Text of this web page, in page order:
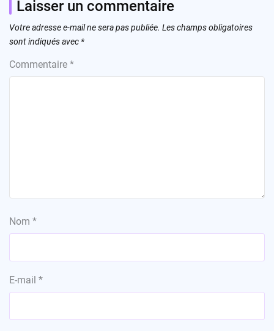
Laisser un commentaire
Votre adresse e-mail ne sera pas publiée. Les champs obligatoires
sont indiqués avec *
Commentaire *
Nom *
E-mail *